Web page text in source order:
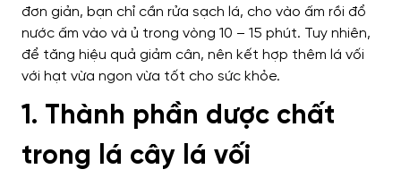
đơn giản, bạn chỉ cần rửa sạch lá, cho vào ấm rồi đổ
nước ấm vào và ủ trong vòng 10 – 15 phút. Tuy nhiên,
để tăng hiệu quả giảm cân, nên kết hợp thêm lá vối
với hạt vừa ngon vừa tốt cho sức khỏe.
1. Thành phần dược chất
trong lá cây lá vối